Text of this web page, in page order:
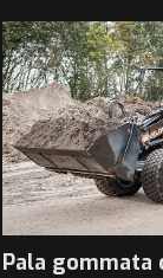
Pala gommata